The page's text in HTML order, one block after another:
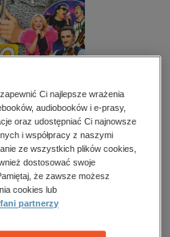
– 29/2024
Ci najlepsze wrażenia
audiobooków i e-prasy,
oraz udostępniać Ci najnowsze
i współpracy z naszymi
ze wszystkich plików cookies,
dostosować swoje
że zawsze możesz
cookies lub
partnerzy